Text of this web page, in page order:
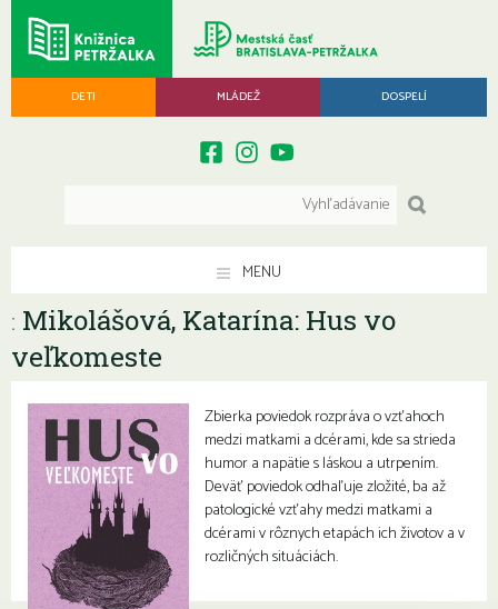
DETI MLÁDEŽ DOSPELÍ
MENU
: Mikolášová, Katarína: Hus vo
veľkomeste
Zbierka poviedok rozpráva o vzťahoch
medzi matkami a dcérami, kde sa strieda
humor a napätie s láskou a utrpením.
Deväť poviedok odhaľuje zložité, ba až
patologické vzťahy medzi matkami a
dcérami v rôznych etapách ich životov a v
rozličných situáciách.